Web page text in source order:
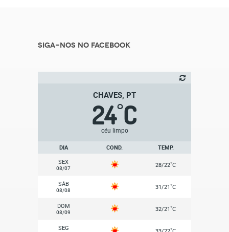
Siga-nos no Facebook
CHAVES, PT
24°C
céu limpo
DIA COND.
TEMP.
SEX
08/07 28/22°C
SÁB
08/08 31/21°C
DOM
08/09 32/21°C
SEG °